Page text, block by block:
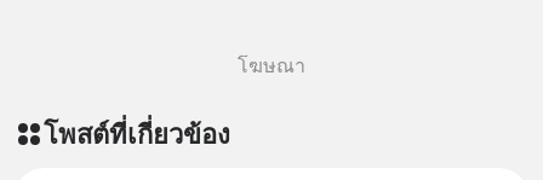
โฆษณา
โพสต์ที่เกี่ยวข้อง